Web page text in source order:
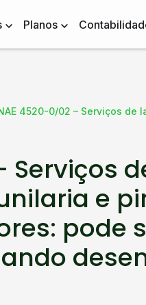
Planos
4520-0/02 – Serviços
Serviços
e
pode